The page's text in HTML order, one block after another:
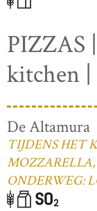
PIZZAS
kitchen |
De Altamura
TIJDENS HET
ONDERWEG: